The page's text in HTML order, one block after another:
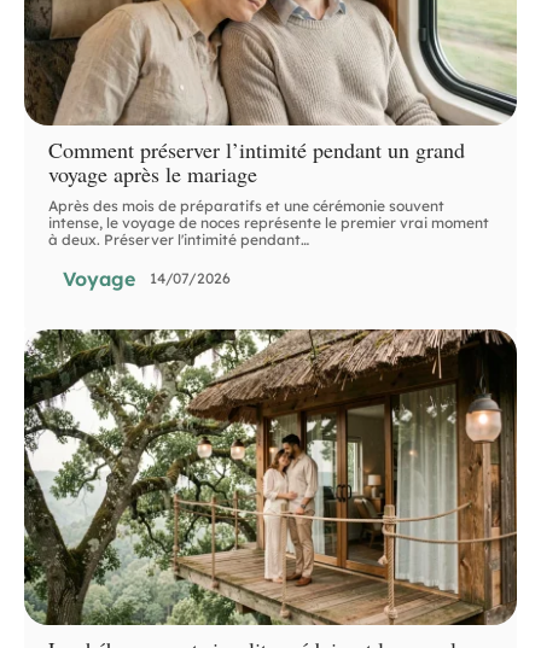
Comment préserver l’intimité pendant un grand
voyage après le mariage
Après des mois de préparatifs et une cérémonie souvent
intense, le voyage de noces représente le premier vrai moment
à deux. Préserver l'intimité pendant…
Voyage 14/07/2026